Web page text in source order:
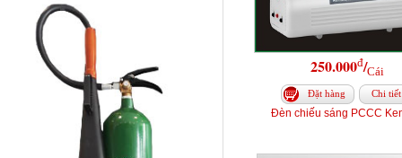
250.000đ/Cái
Đặt hàng Chi tiết
Đèn chiếu sáng PCCC